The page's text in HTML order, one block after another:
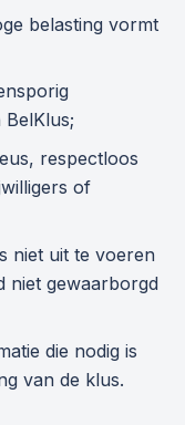
belasting vormt
respectloos
of
niet uit te voeren
niet gewaarborgd
die nodig is
van de klus.